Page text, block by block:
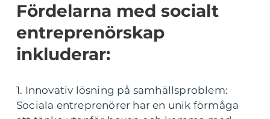
Fördelarna med socialt
entreprenörskap
inkluderar:
1. Innovativ lösning på samhällsproblem:
Sociala entreprenörer har en unik förmåga